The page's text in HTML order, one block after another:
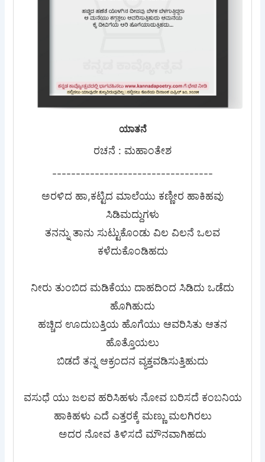
ಯಾತನೆ
ರಚನೆ : ಮಹಾಂತೇಶ
----------------------------------
ಅರಳಿದ ಹಾ,ಕಟ್ಟಿದ ಮಾಲೆಯು ಕಣ್ಣೀರ ಹಾಕಿಹವು
ಸಿಡಿಮದ್ದುಗಳು
ತನನ್ನು ತಾನು ಸುಟ್ಟುಕೊಂಡು ವಿಲ ವಿಲನೆ ಒಲವ
ಕಳೆದುಕೊಂಡಿಹದು
ನೀರು ತುಂಬಿದ ಮಡಿಕೆಯು ದಾಹದಿಂದ ಸಿಡಿದು ಒಡೆದು
ಹೊಗಿಹುದು
ಹಚ್ಚಿದ ಊದುಬತ್ತಿಯ ಹೊಗೆಯು ಆವರಿಸಿತು ಆತನ
ಹೊತ್ತೊಯಲು
ಬಿಡದೆ ತನ್ನ ಆಕ್ರಂದನ ವ್ಯಕ್ತವಡಿಸುತ್ತಿಹುದು
ವಸುಧೆ ಯು ಜಲವ ಹರಿಸಿಹಳು ನೋವ ಬರಿಸದೆ ಕಂಬನಿಯ
ಹಾಕಿಹಳು ಎದೆ ಎತ್ತರಕ್ಕೆ ಮಣ್ಣು ಮಲಗಿರಲು
ಅದರ ನೋವ ತಿಳಿಸದೆ ಮೌನವಾಗಿಹದು